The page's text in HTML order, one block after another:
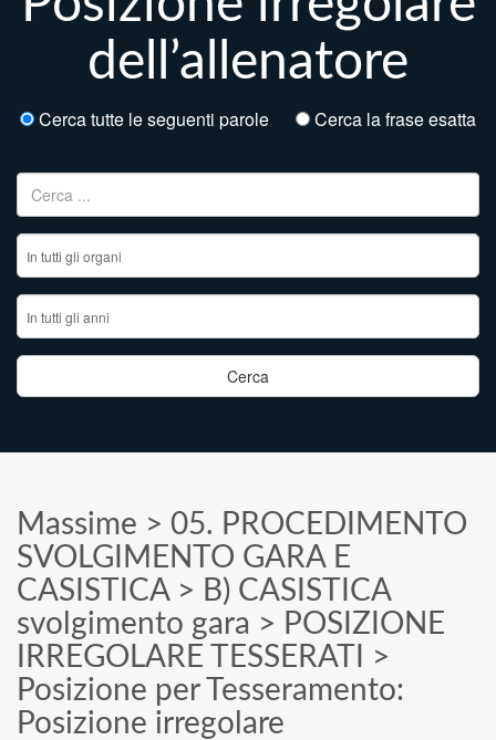
dell’allenatore
Cerca tutte le seguenti parole Cerca la frase esatta
Ricerca per:
Massime > 05. PROCEDIMENTO
SVOLGIMENTO GARA E
CASISTICA> B) CASISTICA
svolgimento gara > POSIZIONE
IRREGOLARE TESSERATI
>
Posizione per Tesseramento:
Posizione irregolare